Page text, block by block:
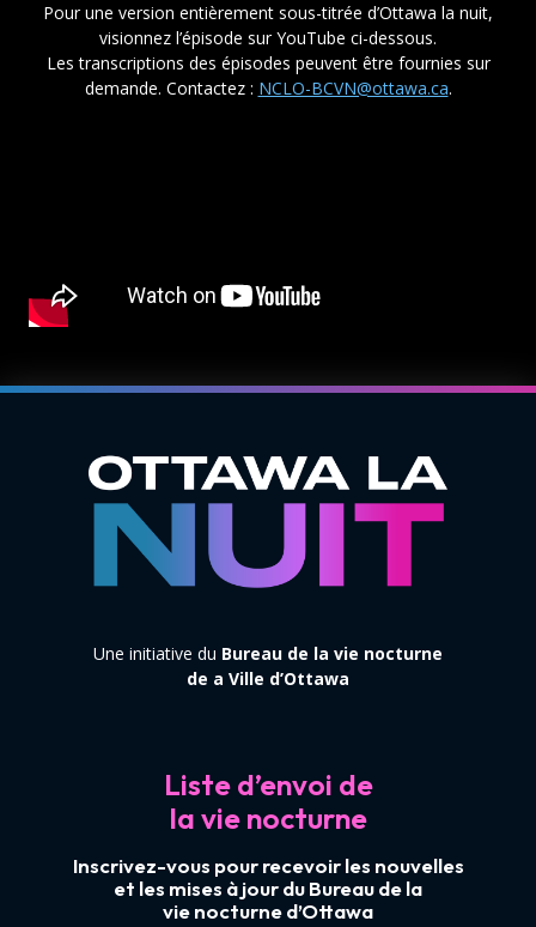
Pour une version entièrement sous-titrée d’Ottawa la nuit,
visionnez l’épisode sur YouTube ci-dessous.
Les transcriptions des épisodes peuvent être fournies sur
demande. Contactez : NCLO-BCVN@ottawa.ca.
Une initiative du Bureau de la vie nocturne
de a Ville d’Ottawa
Liste d’envoi de
la vie nocturne
Inscrivez-vous pour recevoir les nouvelles
et les mises à jour du Bureau de la
vie nocturne d’Ottawa